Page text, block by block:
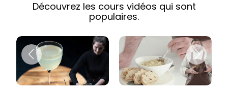
Découvrez les cours vidéos qui sont
populaires.